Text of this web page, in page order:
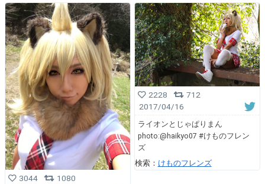
3044
1080
2228
712
2017/04/16
ライオンとじゃぱりまん
photo:@haikyo07 #けものフレン
ズ
検索： けものフレンズ